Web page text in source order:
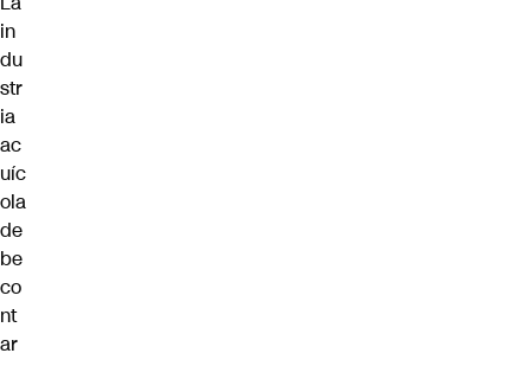
in
du
str
ia
ac
uíc
ola
de
be
co
nt
ar